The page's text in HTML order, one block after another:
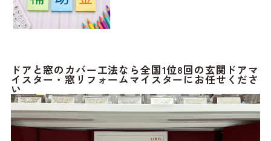
ドアと窓のカバー工法なら全国1位8回の玄関ドアマ
イスター・窓リフォームマイスターにお任せくださ
い